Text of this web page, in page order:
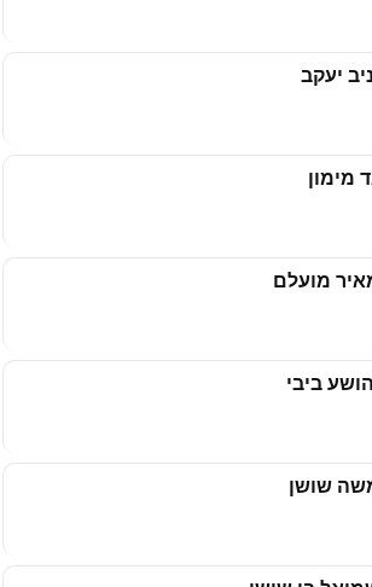
יעקב
מועלם
ביבי
שושן